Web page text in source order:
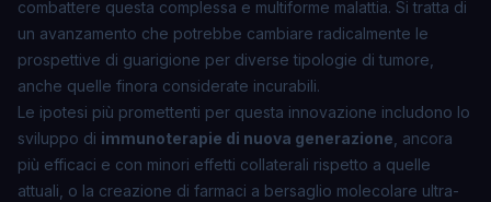
combattere questa complessa e multiforme malattia. Si tratta di
un avanzamento che potrebbe cambiare radicalmente le
prospettive di guarigione per diverse tipologie di tumore,
anche quelle finora considerate incurabili.
Le ipotesi più promettenti per questa innovazione includono lo
sviluppo di immunoterapie di nuova generazione , ancora
più efficaci e con minori effetti collaterali rispetto a quelle
attuali, o la creazione di farmaci a bersaglio molecolare ultra-